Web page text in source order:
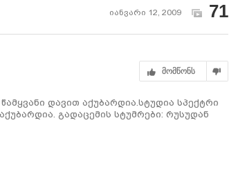
იანვარი 12, 2009 71
მომწონს
დავით აქუბარდია.სტუდია სპექტრი
გადაცემის სტუმრები: რუსუდან